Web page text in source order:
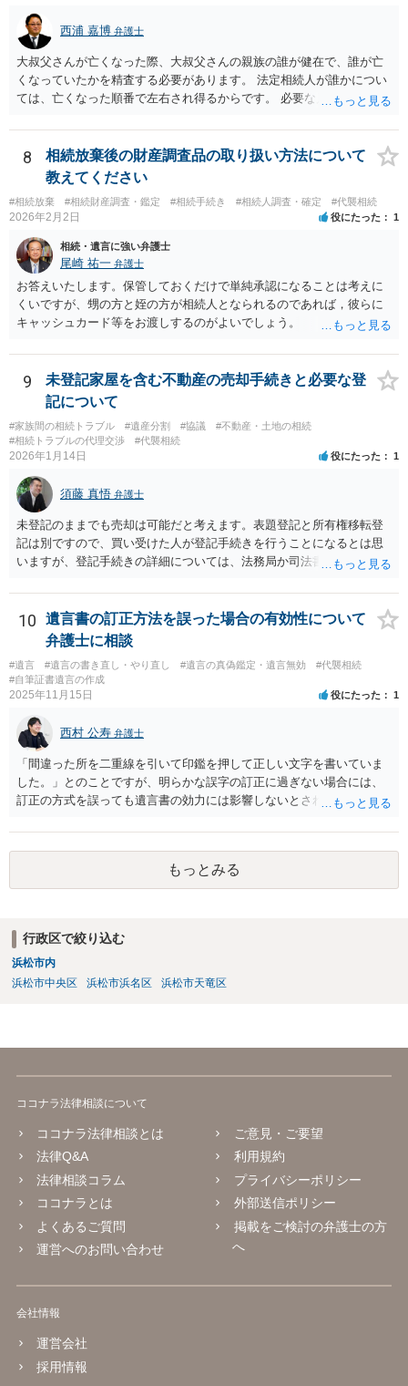
西浦 嘉博 弁護士
大叔父さんが亡くなった際、大叔父さんの親族の誰が健在で、誰が亡
くなっていたかを精査する必要があります。 法定相続人が誰かについ
ては、亡くなった順番で左右され得るからです。 必要な戸籍謄本を揃
8
相続放棄後の財産調査品の取り扱い方法について
教えてください
#相続放棄 #相続財産調査・鑑定 #相続手続き #相続人調査・確定 #代襲相続
2026年2月2日 役にたった 1
相続・遺言に強い弁護士
尾崎 祐一 弁護士
お答えいたします。保管しておくだけで単純承認になることは考えに
くいですが、甥の方と姪の方が相続人となられるのであれば，彼らに
キャッシュカード等をお渡しするのがよいでしょう。
9
未登記家屋を含む不動産の売却手続きと必要な登
記について
#家族間の相続トラブル #遺産分割 #協議
#不動産・土地の相続
#相続トラブルの代理交渉
#代襲相続
2026年1月14日 役にたった 1
須藤 真悟 弁護士
未登記のままでも売却は可能だと考えます。表題登記と所有権移転登
記は別ですので、買い受けた人が登記手続きを行うことになるとは思
いますが、登記手続きの詳細については、法務局か司法書士に確認す
10
遺言書の訂正方法を誤った場合の有効性について
弁護士に相談
#遺言 #遺言の書き直し・やり直し #遺言の真偽鑑定・遺言無効
#代襲相続
#自筆証書遺言の作成
2025年11月15日 役にたった 1
西村 公寿 弁護士
「間違った所を二重線を引いて印鑑を押して正しい文字を書いていま
した。」とのことですが、明らかな誤字の訂正に過ぎない場合には、
訂正の方式を誤っても遺言書の効力には影響しないとされているよう
もっとみる
行政区で絞り込む
浜松市内
浜松市中央区
浜松市浜名区 浜松市天竜区
ココナラ法律相談について
ココナラ法律相談とは
法律Q&A
法律相談コラム
ココナラとは
よくあるご質問
運営へのお問い合わせ
ご意見・ご要望
利用規約
プライバシーポリシー
外部送信ポリシー
掲載をご検討の弁護士の方
へ
会社情報
運営会社
採用情報